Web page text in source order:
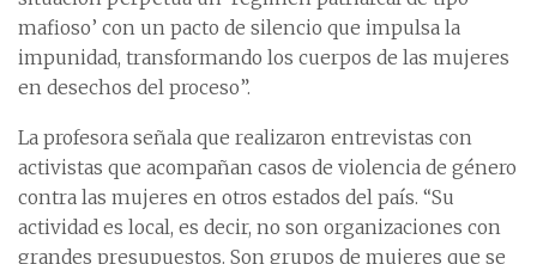
mafioso’ con un pacto de silencio que impulsa la
impunidad, transformando los cuerpos de las mujeres
en desechos del proceso”.
La profesora señala que realizaron entrevistas con
activistas que acompañan casos de violencia de género
contra las mujeres en otros estados del país. “Su
actividad es local, es decir, no son organizaciones con
grandes presupuestos. Son grupos de mujeres que se